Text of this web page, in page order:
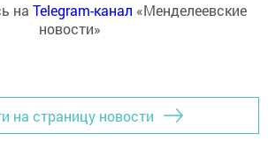
на Telegram-канал «Менделеевские
новости»
на страницу новости